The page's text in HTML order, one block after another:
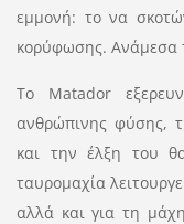
εμμονή: το να
κορύφωσης. Ανάμεσα
Το Matador
ανθρώπινης φύσης,
και την έλξη του
ταυρομαχία
αλλά και για τη